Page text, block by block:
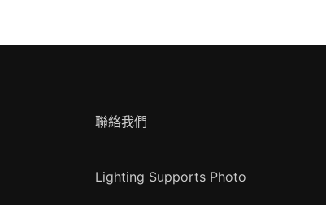
聯絡我們
Lighting Supports Photo